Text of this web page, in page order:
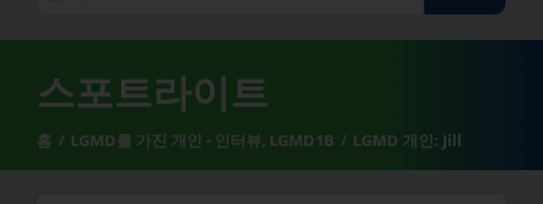
쿼
리
스포트라이트
홈 LGMD를 가진 개인 - 인터뷰 LGMD1B LGMD 개인: Jill